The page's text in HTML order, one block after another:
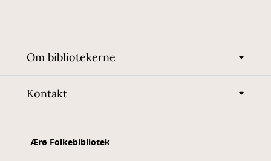
Om bibliotekerne
Kontakt
Ærø Folkebibliotek